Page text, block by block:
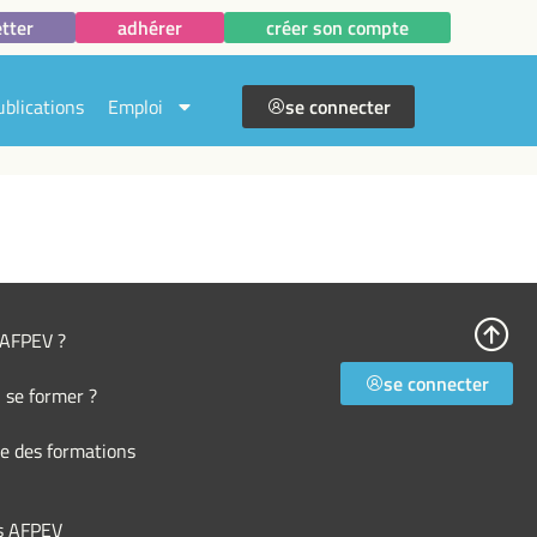
adhérer créer son compte
Emploi se connecter
?
former ?
des formations
se connecter